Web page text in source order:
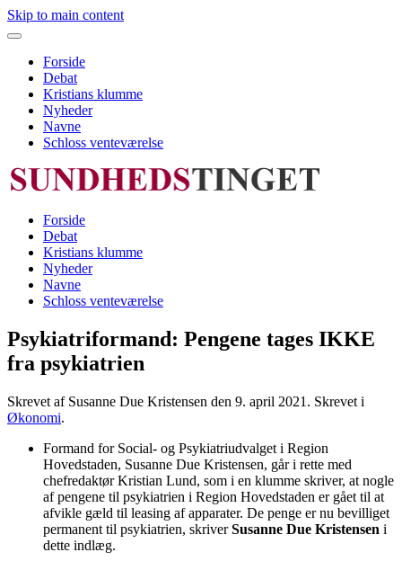
Skip to main content
Forside
Debat
Kristians klumme
Nyheder
Navne
Schloss venteværelse
Forside
Debat
Kristians klumme
Nyheder
Navne
Schloss venteværelse
Psykiatriformand: Pengene tages IKKE
fra psykiatrien
Skrevet af Susanne Due Kristensen den 9. april 2021 . Skrevet i
Økonomi.
Formand for Social- og Psykiatriudvalget i Region
Hovedstaden, Susanne Due Kristensen, går i rette med
chefredaktør Kristian Lund, som i en klumme skriver, at nogle
af pengene til psykiatrien i Region Hovedstaden er gået til at
afvikle gæld til leasing af apparater. De penge er nu bevilliget
permanent til psykiatrien, skriverSusanne Due Kristensen i
dette indlæg.